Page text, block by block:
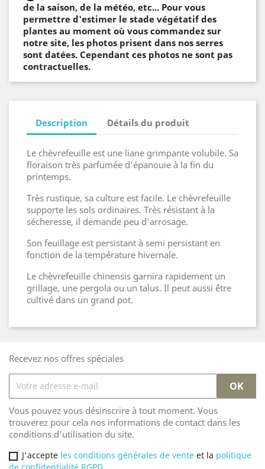
de la saison, de la météo, etc... Pour vous
permettre d'estimer le stade végétatif des
plantes au moment où vous commandez sur
notre site, les photos prisent dans nos serres
sont datées. Cependant ces photos ne sont pas
contractuelles.
Description Détails du produit
Le chèvrefeuille est une liane grimpante volubile. Sa
floraison très parfumée d’épanouie à la fin du
printemps.
Très rustique, sa culture est facile. Le chèvrefeuille
supporte les sols ordinaires. Très résistant à la
sécheresse, il demande peu d'arrosage.
Son feuillage est persistant à semi persistant en
fonction de la température hivernale.
Le chèvrefeuille chinensis garnira rapidement un
grillage, une pergola ou un talus. Il peut aussi être
cultivé dans un grand pot.
Recevez nos offres spéciales
Vous pouvez vous désinscrire à tout moment. Vous
trouverez pour cela nos informations de contact dans les
conditions d'utilisation du site.
J'accepte les conditions générales de vente et la politique